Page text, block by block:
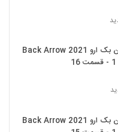
انیمیشن بک ارو Back Arrow 2021
انیمیشن بک ارو Back Arrow 2021